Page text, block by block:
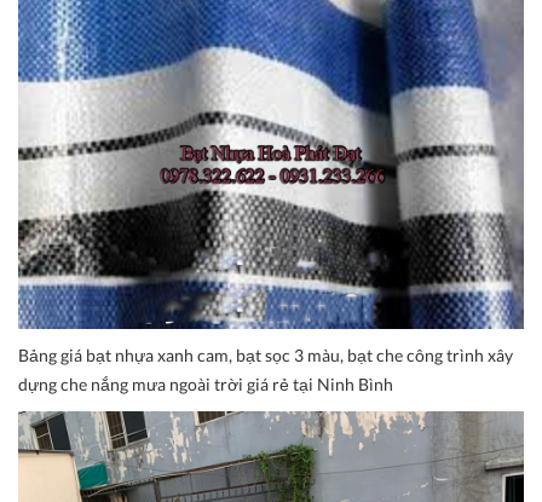
Bảng giá bạt nhựa xanh cam, bạt sọc 3 màu, bạt che công trình xây
dựng che nắng mưa ngoài trời giá rẻ tại Ninh Bình